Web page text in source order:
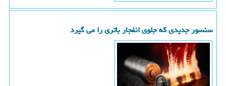
سنسور جدیدی که جلوی انفجار باتری را می گیرد